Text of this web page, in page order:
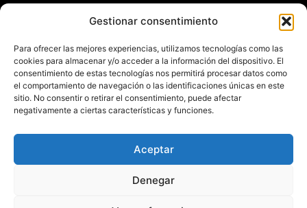
Gestionar consentimiento
Para ofrecer las mejores experiencias, utilizamos tecnologías como las
cookies para almacenar y/o acceder a la información del dispositivo. El
consentimiento de estas tecnologías nos permitirá procesar datos como
el comportamiento de navegación o las identificaciones únicas en este
sitio. No consentir o retirar el consentimiento, puede afectar
negativamente a ciertas características y funciones.
Aceptar
Denegar
Ping Pong Exterior
Nosotros
Atención al Cliente
Garantías
Contacto
Política Devoluciones
Legales
Aviso Legal
Política de Privacidad
Política de Cookies
Polítíca de RRSS